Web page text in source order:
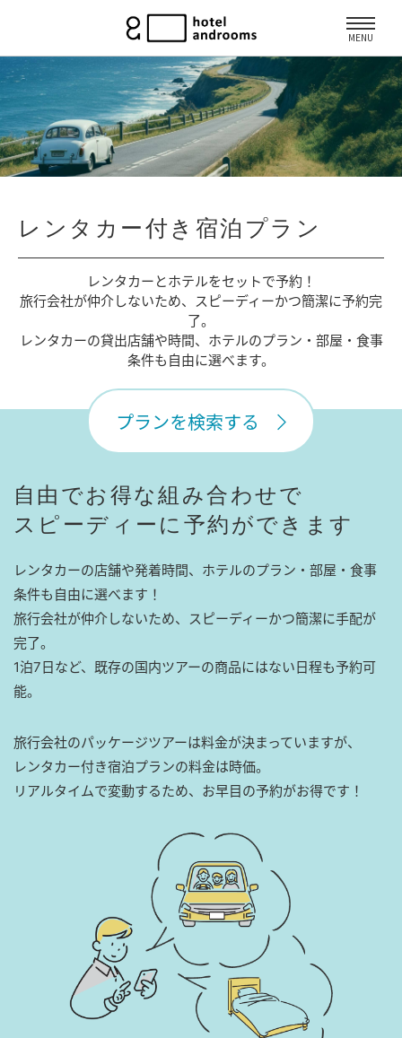
MENU
レンタカー付き宿泊プラン
レンタカーとホテルをセットで予約！
旅行会社が仲介しないため、
スピーディーかつ簡潔に予約完
了。
レンタカーの貸出店舗や時間、 ホテルのプラン・部屋・食事
条件も自由に選べます。
プランを検索する
自由でお得な組み合わせで
スピーディーに予約ができます
レンタカーの店舗や発着時間、ホテルのプラン・部屋・食事
条件も自由に選べます！
旅行会社が仲介しないため、スピーディーかつ簡潔に手配が
完了。
1泊7日など、既存の国内ツアーの商品にはない日程も予約可
能。
旅行会社のパッケージツアーは料金が決まっていますが、
レンタカー付き宿泊プランの料金は時価。
リアルタイムで変動するため、お早目の予約がお得です！